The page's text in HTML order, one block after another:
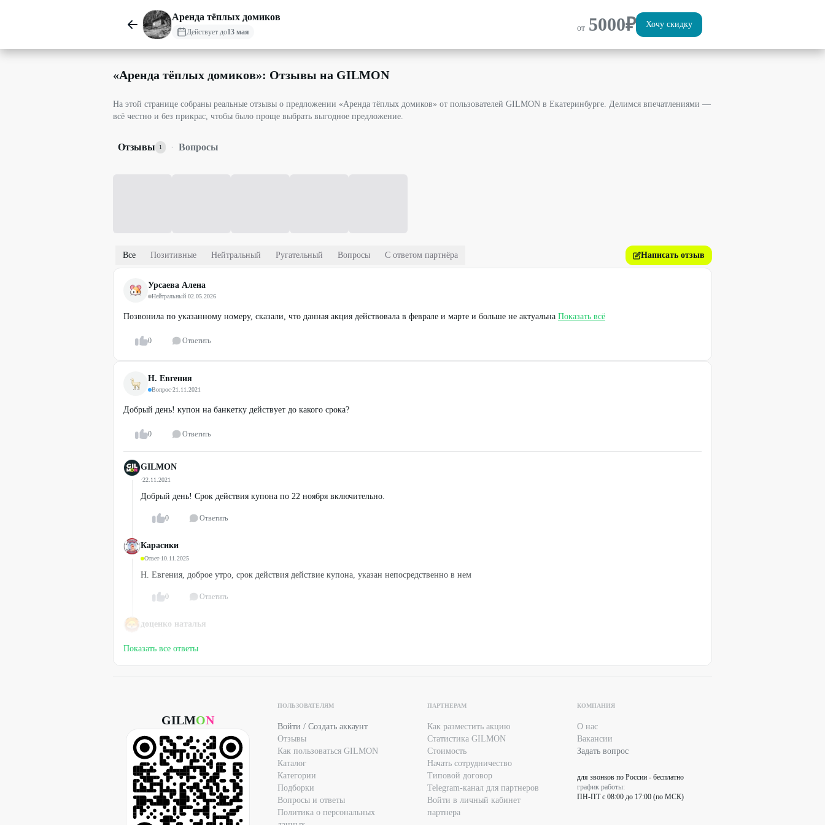
Аренда тёплых домиков
Действует до13 мая от 5000₽ Хочу скидку
«Аренда тёплых домиков»: Отзывы на GILMON
На этой странице собраны реальные отзывы о предложении «Аренда тёплых домиков» от пользователей GILMON в Екатеринбурге. Делимся впечатлениями —
всё честно и без прикрас, чтобы было проще выбрать выгодное предложение.
Отзывы 1 · Вопросы
Все Позитивные Нейтральный Ругательный Вопросы С ответом партнёра Написать отзыв
Урсаева Алена
Нейтральный·02.05.2026
Позвонила по указанному номеру, сказали, что данная акция действовала в феврале и марте и больше не актуальна Показать всё
0 Ответить
Н. Евгения
Вопрос·21.11.2021
Добрый день! купон на банкетку действует до какого срока?
0 Ответить
GILMON
·22.11.2021
Добрый день! Срок действия купона по 22 ноября включительно.
0 Ответить
Карасики
Ответ·10.11.2025
Н. Евгения, доброе утро, срок действия действие купона, указан непосредственно в нем
0 Ответить
доценко наталья
Н. Евгения, доброе утро, срок действия действие купона, указан непосредственно в нем
Показать все ответы
GILMON
ПОЛЬЗОВАТЕЛЯМ
Войти / Создать аккаунт
Отзывы
Как пользоваться GILMON
Каталог
Категории
Подборки
Вопросы и ответы
Политика о персональных
ПАРТНЕРАМ
Как разместить акцию
Статистика GILMON
Стоимость
Начать сотрудничество
Типовой договор
Telegram-канал для партнеров
Войти в личный кабинет
партнера
КОМПАНИЯ
О нас
Вакансии
Задать вопрос
для звонков по России - бесплатно
график работы:
ПН-ПТ с 08:00 до 17:00 (по МСК)